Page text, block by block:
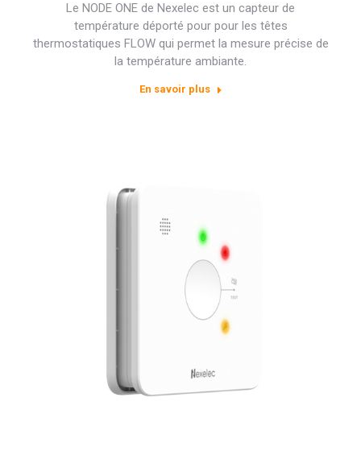
Le NODE ONE de Nexelec est un capteur de
température déporté pour pour les têtes
thermostatiques FLOW qui permet la mesure précise de
la température ambiante.
En savoir plus